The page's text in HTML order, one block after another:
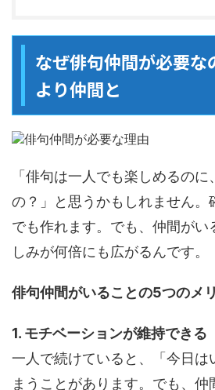
なぜ俳句仲間が必要な
より仲間と
「俳句は一人でも楽しめるの
の？」と思うかもしれません。
でも作れます。でも、仲間がい
しみが何倍にも広がるんです。
俳句仲間がいることの5つのメ
1. モチベーションが維持できる
一人で続けていると、「今日は
まうことがあります。でも、